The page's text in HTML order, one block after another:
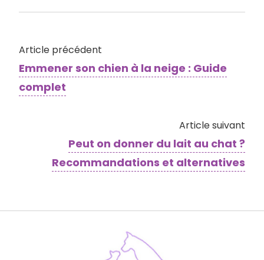
Article précédent
Emmener son chien à la neige​ : Guide
complet
Article suivant
Peut on donner du lait au chat ?
Recommandations et alternatives